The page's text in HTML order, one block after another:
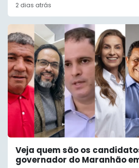
2 dias atrás
Veja quem são os
governador do Maranhão